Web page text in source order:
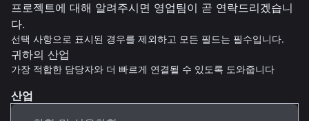
프로젝트에 대해 알려주시면 영업팀이 곧 연락드리겠습니
다.
선택 사항으로 표시된 경우를 제외하고 모든 필드는 필수입니다.
귀하의 산업
가장 적합한 담당자와 더 빠르게 연결될 수 있도록 도와줍니다
산업